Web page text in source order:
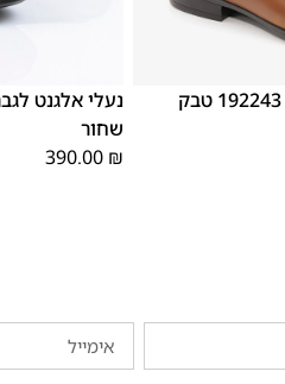
שחור
390.00 ₪